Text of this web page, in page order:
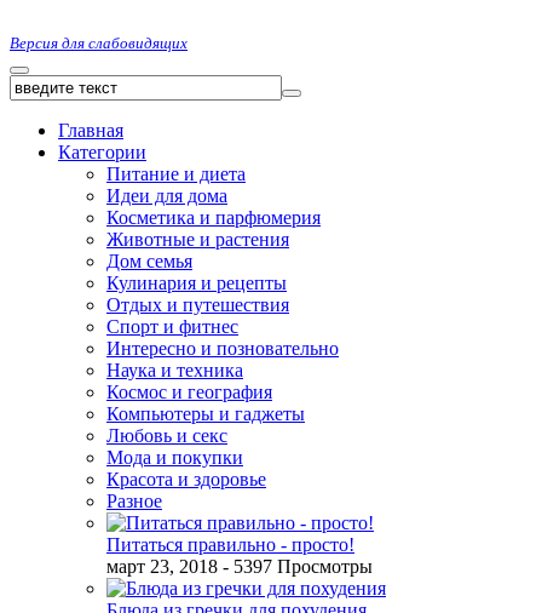
Версия для слабовидящих
Главная
Категории
Питание и диета
Идеи для дома
Косметика и парфюмерия
Животные и растения
Дом семья
Кулинария и рецепты
Отдых и путешествия
Спорт и фитнес
Интересно и позновательно
Наука и техника
Космос и география
Компьютеры и гаджеты
Любовь и секс
Мода и покупки
Красота и здоровье
Разное
Питаться правильно - просто!
март 23, 2018 - 5397 Просмотры